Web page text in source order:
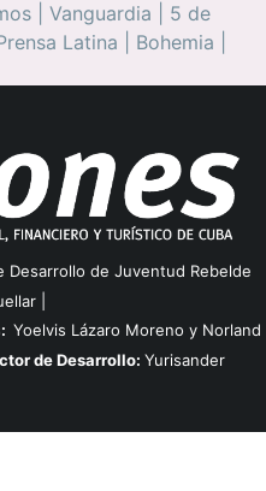
| Vanguardia
5 de
Latina Bohemia
Desarrollo de Juventud Rebelde
|
Yoelvis Lázaro Moreno y Norland
de Desarrollo: Yurisander